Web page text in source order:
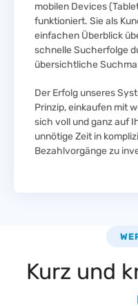
mobilen Devices
funktioniert. Sie als
einfachen Überblick
schnelle Sucherfolge
übersichtliche
Der Erfolg unseres
Prinzip, einkaufen mit
sich voll und ganz auf
unnötige Zeit in
Bezahlvorgänge zu
Kurz und